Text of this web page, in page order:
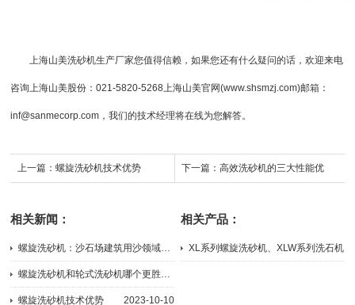
上海山美洗砂机生产厂家您值得信赖，如果您还有什么疑问的话，欢迎来电
咨询上海山美股份 ：021-5820-5268上海山美官网(www.shsmzj.com)邮箱：
inf@sanmecorp.com，我们的技术经理将在线为您解答。
上一篇： 螺旋洗砂机技术优势 下一篇：高效洗砂机的三大性能优
相关新闻：
螺旋洗砂机：沙石场建筑用沙领域的新星
2024-02-26
螺旋洗砂机和轮式洗砂机哪个更胜一筹？
2023-10-30
螺旋洗砂机技术优势 2023-10-10
相关产品：
XL系列螺旋洗砂机、XLW系列洗石机